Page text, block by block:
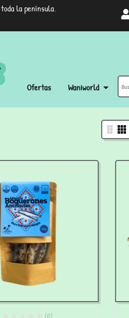
la península.
Ofertas Waniworld
(0)